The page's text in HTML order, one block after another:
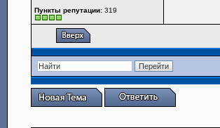
Пункты репутации: 319